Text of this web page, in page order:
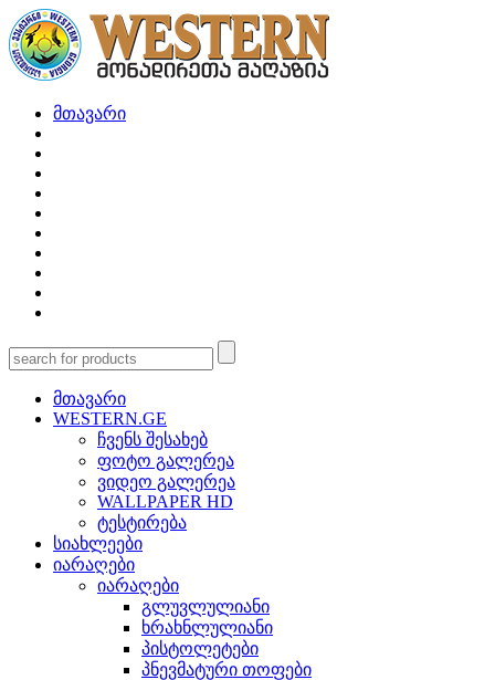
მთავარი
მთავარი
WESTERN.GE
ჩვენს შესახებ
ფოტო გალერეა
ვიდეო გალერეა
WALLPAPER HD
ტესტირება
სიახლეები
იარაღები
იარაღები
გლუვლულიანი
ხრახნლულიანი
პისტოლეტები
პნევმატური თოფები